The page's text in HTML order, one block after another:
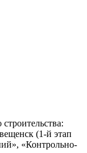
(1-й этап
«Контрольно-